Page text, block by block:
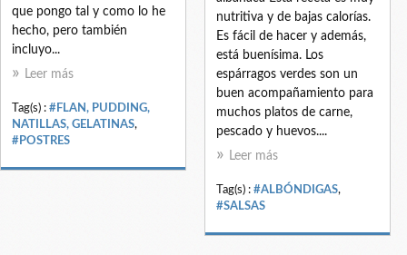
que pongo tal y como lo he
hecho, pero también
incluyo...
Leer más
Tag(s) : #FLAN, PUDDING,
NATILLAS, GELATINAS,
#POSTRES
nutritiva y de bajas calorías.
Es fácil de hacer y además,
está buenísima. Los
espárragos verdes son un
buen acompañamiento para
muchos platos de carne,
pescado y huevos....
Leer más
Tag(s) : #ALBÓNDIGAS,
#SALSAS